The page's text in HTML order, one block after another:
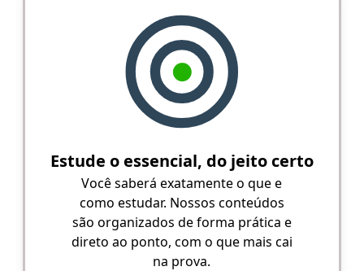
Estude o essencial, do jeito certo
Você saberá exatamente o que e
como estudar. Nossos conteúdos
são organizados de forma prática e
direto ao ponto, com o que mais cai
na prova.